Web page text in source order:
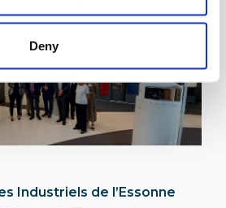
Deny
Industriels de l’Essonne